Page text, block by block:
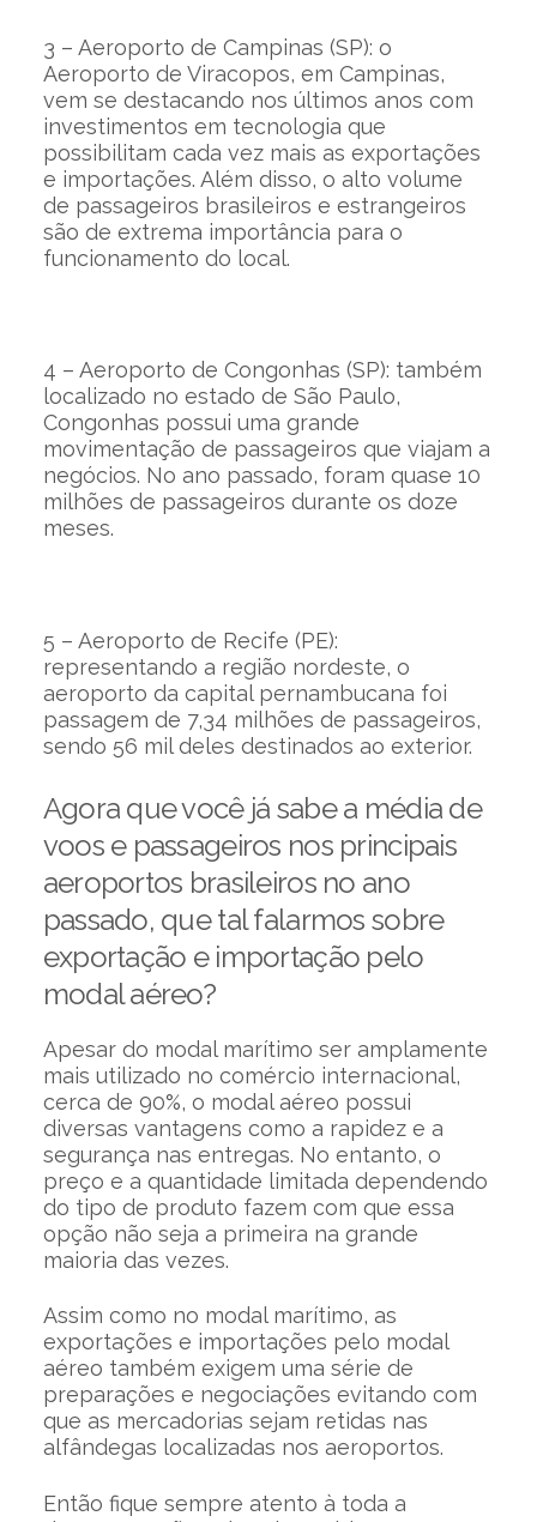
3 – Aeroporto de Campinas (SP): o
Aeroporto de Viracopos, em Campinas,
vem se destacando nos últimos anos com
investimentos em tecnologia que
possibilitam cada vez mais as exportações
e importações. Além disso, o alto volume
de passageiros brasileiros e estrangeiros
são de extrema importância para o
funcionamento do local.
4 – Aeroporto de Congonhas (SP): também
localizado no estado de São Paulo,
Congonhas possui uma grande
movimentação de passageiros que viajam a
negócios. No ano passado, foram quase 10
milhões de passageiros durante os doze
meses.
5 – Aeroporto de Recife (PE):
representando a região nordeste, o
aeroporto da capital pernambucana foi
passagem de 7,34 milhões de passageiros,
sendo 56 mil deles destinados ao exterior.
Agora que você já sabe a média de
voos e passageiros nos principais
aeroportos brasileiros no ano
passado, que tal falarmos sobre
exportação e importação pelo
modal aéreo?
Apesar do modal marítimo ser amplamente
mais utilizado no comércio internacional,
cerca de 90%, o modal aéreo possui
diversas vantagens como a rapidez e a
segurança nas entregas. No entanto, o
preço e a quantidade limitada dependendo
do tipo de produto fazem com que essa
opção não seja a primeira na grande
maioria das vezes.
Assim como no modal marítimo, as
exportações e importações pelo modal
aéreo também exigem uma série de
preparações e negociações evitando com
que as mercadorias sejam retidas nas
alfândegas localizadas nos aeroportos.
Então fique sempre atento à toda a